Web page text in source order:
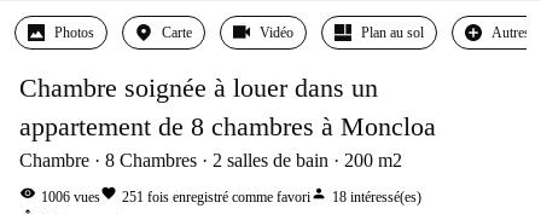
Photos Carte Vidéo Plan au sol Autres
Chambre soignée à louer dans un
appartement de 8 chambres à Moncloa
Chambre 8 Chambres 2 salles de bain 200 m2
visibility 1006 vuesfavorite 251 fois enregistré comme favoriperson 18 intéressé(es)